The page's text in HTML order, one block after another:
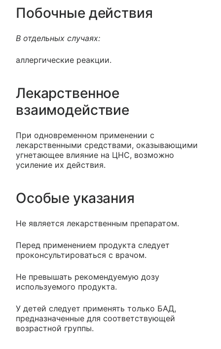
Побочные действия
В отдельных случаях:
аллергические реакции.
Лекарственное
взаимодействие
При одновременном применении с
лекарственными средствами, оказывающими
угнетающее влияние на ЦНС, возможно
усиление их действия.
Особые указания
Не является лекарственным препаратом.
Перед применением продукта следует
проконсультироваться с врачом.
Не превышать рекомендуемую дозу
используемого продукта.
У детей следует применять только БАД,
предназначенные для соответствующей
возрастной группы.